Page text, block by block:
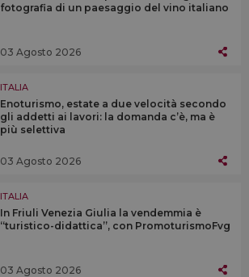
fotografia di un paesaggio del vino italiano
03 Agosto 2026
ITALIA
Enoturismo, estate a due velocità secondo
gli addetti ai lavori: la domanda c’è, ma è
più selettiva
03 Agosto 2026
ITALIA
In Friuli Venezia Giulia la vendemmia è
“turistico-didattica”, con PromoturismoFvg
03 Agosto 2026